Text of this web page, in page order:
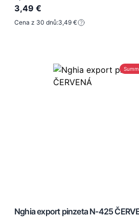
3,49 €
Cena z 30 dnů:3,49 €
Nghia export pinzeta N-425